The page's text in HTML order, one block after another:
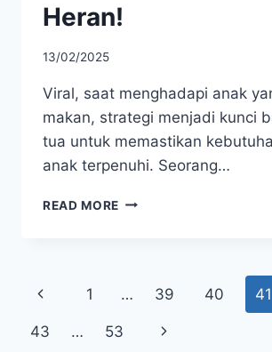
Heran!
13/02/2025
Viral, saat menghadapi anak
makan, strategi menjadi kunci
tua untuk memastikan
anak terpenuhi. Seorang…
READ MORE VIRAL,
ATASI
SUSAH
Page
navigation
Previous
Page
1 … 39 40 41
43 … 53 Next